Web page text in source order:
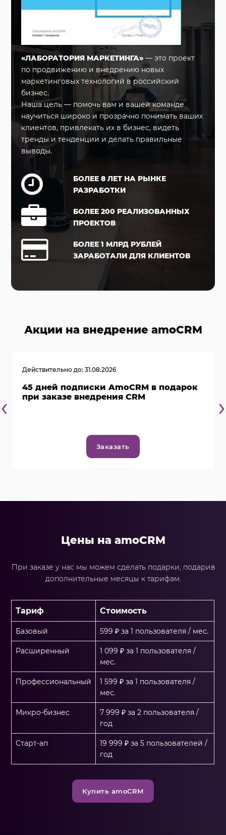
«ЛАБОРАТОРИЯ МАРКЕТИНГА» — это проект
по продвижению и внедрению новых
маркетинговых технологий в российский
бизнес.
Наша цель — помочь вам и вашей команде
научиться широко и прозрачно понимать ваших
клиентов, привлекать их в бизнес, видеть
тренды и тенденции и делать правильные
выводы.
БОЛЕЕ 8 ЛЕТ НА РЫНКЕ
РАЗРАБОТКИ
БОЛЕЕ 200 РЕАЛИЗОВАННЫХ
ПРОЕКТОВ
БОЛЕЕ 1 МЛРД РУБЛЕЙ
ЗАРАБОТАЛИ ДЛЯ КЛИЕНТОВ
Акции на внедрение amoCRM
Действительно до: 31.08.2026
45 дней подписки AmoCRM в подарок
при заказе внедрения CRM
Заказать
‹ ›
Цены на amoCRM
При заказе у нас мы можем сделать подарки, подарив
дополнительные месяцы к тарифам.
Тариф Стоимость
Базовый 599 ₽ за 1 пользователя / мес.
Расширенный
1 099 ₽ за 1 пользователя /
мес.
Профессиональный
1 599 ₽ за 1 пользователя /
мес.
Микро-бизнес
7 999 ₽ за 2 пользователя /
год
Старт-ап
19 999 ₽ за 5 пользователей /
год
Купить amoCRM